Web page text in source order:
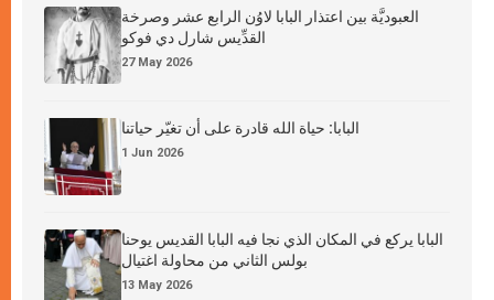
العبوديَّة بين اعتذار البابا لاوُن الرابع عشر وصرخة
القدِّيس شارل دي فوكو
27 May 2026
البابا: حياة الله قادرة على أن تغيّر حياتنا
1 Jun 2026
البابا يركع في المكان الذي نجا فيه البابا القديس يوحنا
بولس الثاني من محاولة اغتيال
13 May 2026